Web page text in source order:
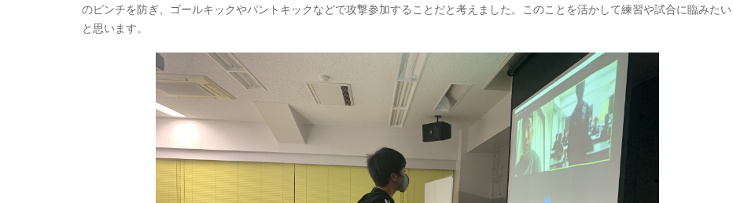
のピンチを防ぎ、ゴールキックやパントキックなどで攻撃参加することだと考えました。このことを活かして練習や試合に臨みたい
と思います。